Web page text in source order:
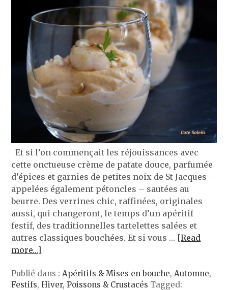
Et si l’on commençait les réjouissances avec
cette onctueuse crème de patate douce, parfumée
d’épices et garnies de petites noix de St-Jacques –
appelées également pétoncles – sautées au
beurre. Des verrines chic, raffinées, originales
aussi, qui changeront, le temps d’un apéritif
festif, des traditionnelles tartelettes salées et
autres classiques bouchées. Et si vous … [Read
more…]
Publié dans : Apéritifs & Mises en bouche, Automne,
Festifs,Hiver,Poissons & Crustacés Tagged: